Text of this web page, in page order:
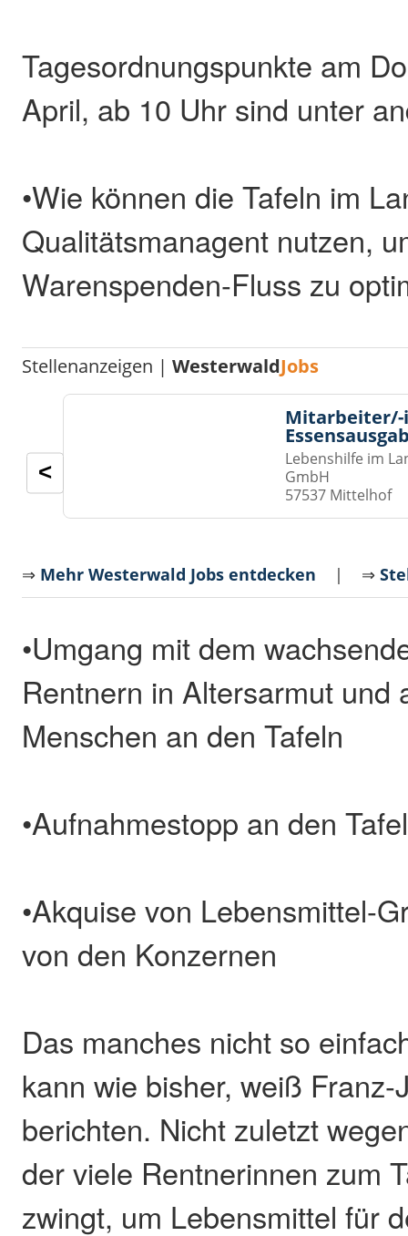
Tagesordnungspunkte am
April, ab 10 Uhr sind unter
•Wie können die Tafeln im
Qualitätsmanagent nutzen,
Warenspenden-Fluss zu
Stellenanzeigen |WesterwaldJobs
Lebenshilfe im
GmbH
57537 Mittelhof
<
⇒ Mehr Westerwald Jobs entdecken | ⇒
•Umgang mit dem
Rentnern in Altersarmut und
Menschen an den Tafeln
•Aufnahmestopp an den
•Akquise von Lebensmittel-
von den Konzernen
Das manches nicht so
kann wie bisher, weiß Franz-
berichten. Nicht zuletzt
der viele Rentnerinnen zum
zwingt, um Lebensmittel für